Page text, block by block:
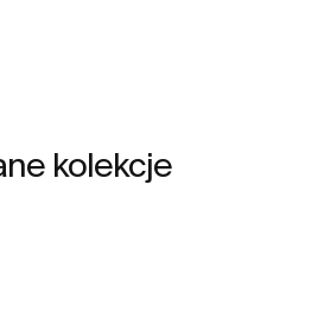
kolekcje